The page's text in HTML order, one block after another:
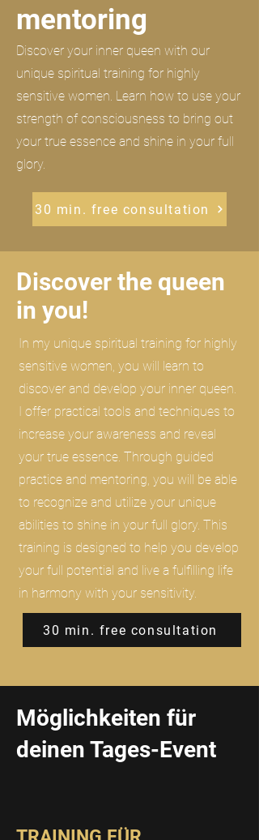
mentoring
Discover your inner queen with our
unique spiritual training for highly
sensitive women. Learn how to use your
strength of consciousness to bring out
your true essence and shine in your full
glory.
30 min. free consultation
Discover the queen
in you!
In my unique spiritual training for highly
sensitive women, you will learn to
discover and develop your inner queen.
I offer practical tools and techniques to
increase your awareness and reveal
your true essence. Through guided
practice and mentoring, you will be able
to recognize and utilize your unique
abilities to shine in your full glory. This
training is designed to help you develop
your full potential and live a fulfilling life
in harmony with your sensitivity.
30 min. free consultation
Möglichkeiten für
deinen Tages-Event